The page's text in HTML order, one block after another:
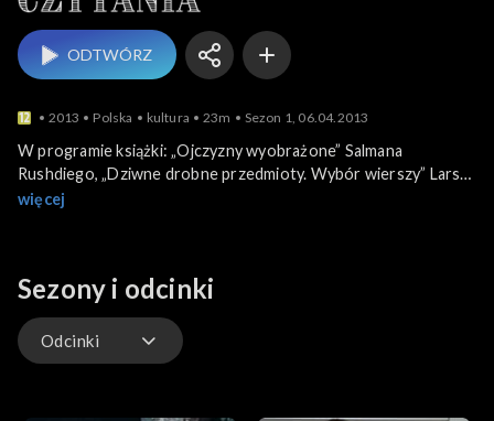
ODTWÓRZ
2013 Polska kultura 23m Sezon 1, 06.04.2013
W programie książki: „Ojczyzny wyobrażone” Salmana
Rushdiego, „Dziwne drobne przedmioty. Wybór wierszy” Larsa
Gustafssona oraz „Dziennik. Tom 3. 1980-1989” Sławomira
więcej
Sezony i odcinki
Odcinki